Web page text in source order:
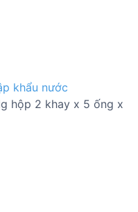
khẩu nước
hộp 2 khay x 5 ống x